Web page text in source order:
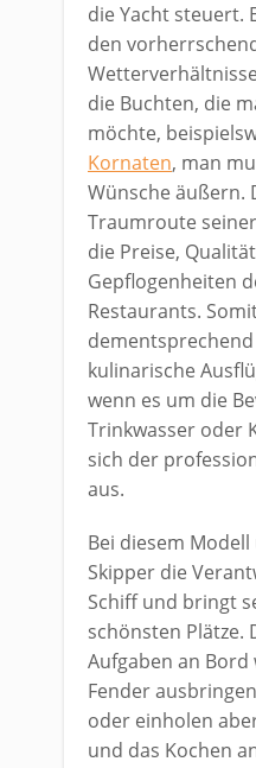
die Yacht steuert.
den
die Buchten, die
möchte,
Kornaten, man
Wünsche äußern.
Traumroute
die Preise,
Gepflogenheiten
Restaurants.
kulinarische
wenn es um die
Trinkwasser oder
sich der
aus.
Bei diesem
Skipper die
Schiff und bringt
schönsten Plätze.
Aufgaben an Bord
Fender
oder einholen
und das Kochen